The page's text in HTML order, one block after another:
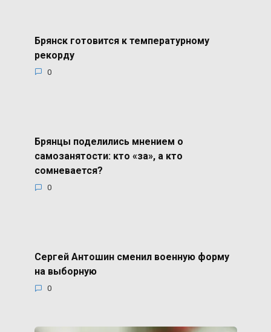
Брянск готовится к температурному
рекорду
0
Брянцы поделились мнением о
самозанятости: кто «за», а кто
сомневается?
0
Сергей Антошин сменил военную форму
на выборную
0